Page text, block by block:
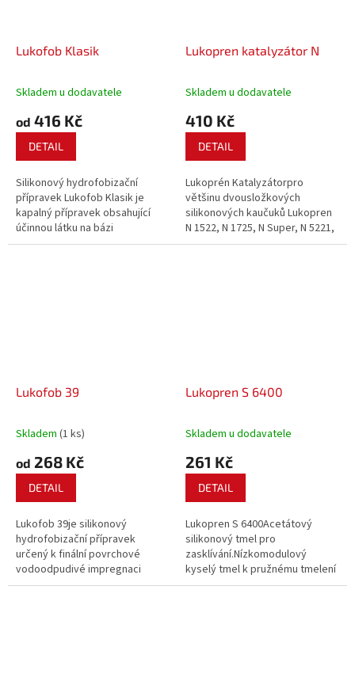
Lukofob Klasik
Skladem u dodavatele
od 416 Kč
DETAIL
Silikonový hydrofobizační
přípravek Lukofob Klasik je
kapalný přípravek obsahující
účinnou látku na bázi
siloxanových polymerních
Lukopren katalyzátor N
Skladem u dodavatele
410 Kč
DETAIL
Lukoprén Katalyzátorpro
většinu dvousložkových
silikonových kaučuků Lukopren
N 1522, N 1725, N Super, N 5221,
N 5541 a N 6681 (nikoli N 8100 a N
Lukofob 39
Skladem (1 ks)
od 268 Kč
DETAIL
Lukofob 39je silikonový
hydrofobizační přípravek
určený k finální povrchové
vodoodpudivé impregnaci
savých stavebních
Lukopren S 6400
Skladem u dodavatele
261 Kč
DETAIL
Lukopren S 6400Acetátový
silikonový tmel pro
zasklívání.Nízkomodulový
kyselý tmel k pružnému tmelení
skla, keramiky, porcelánu,